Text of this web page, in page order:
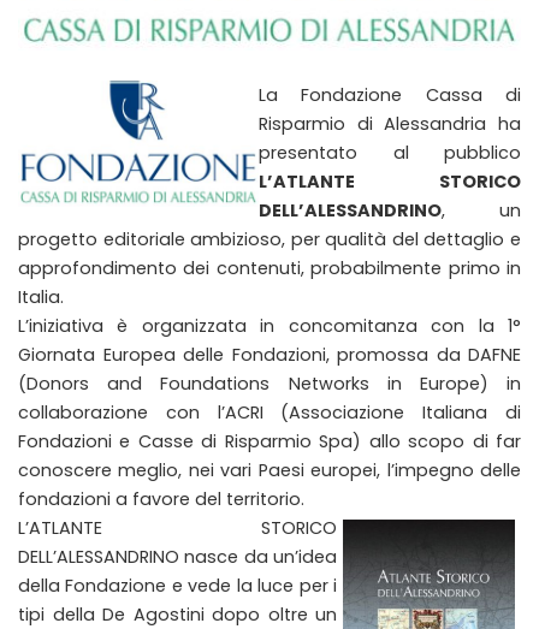
La Fondazione Cassa di
Risparmio di Alessandria ha
presentato al pubblico
L’ATLANTE STORICO
DELL’ALESSANDRINO, un
progetto editoriale ambizioso, per qualità del dettaglio e
approfondimento dei contenuti, probabilmente primo in
Italia.
L’iniziativa è organizzata in concomitanza con la 1°
Giornata Europea delle Fondazioni, promossa da DAFNE
(Donors and Foundations Networks in Europe) in
collaborazione con l’ACRI (Associazione Italiana di
Fondazioni e Casse di Risparmio Spa) allo scopo di far
conoscere meglio, nei vari Paesi europei, l’impegno delle
fondazioni a favore del territorio.
L’ATLANTE STORICO
DELL’ALESSANDRINO nasce da un’idea
della Fondazione e vede la luce per i
tipi della De Agostini dopo oltre un